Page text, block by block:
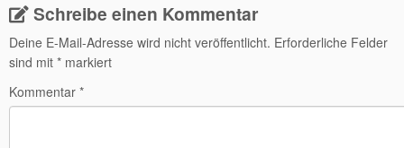
Schreibe einen Kommentar
Deine E-Mail-Adresse wird nicht veröffentlicht. Erforderliche Felder
sind mit * markiert
Kommentar *